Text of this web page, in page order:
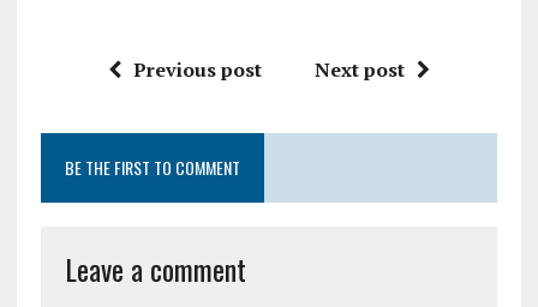
Previous post Next post
BE THE FIRST TO COMMENT
Leave a comment